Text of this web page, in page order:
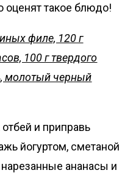
оценят такое блюдо!
филе, 120 г
100 г твердого
молотый черный
и приправь
йогуртом, сметаной
ананасы и